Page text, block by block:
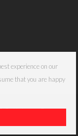
experience on our
that you are happy
Optiek van Gorp